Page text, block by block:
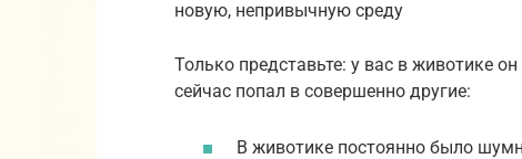
новую, непривычную среду
Только представьте: у вас в животике
сейчас попал в совершенно другие:
В животике постоянно было